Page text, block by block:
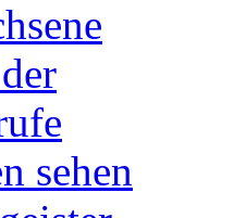
sehen